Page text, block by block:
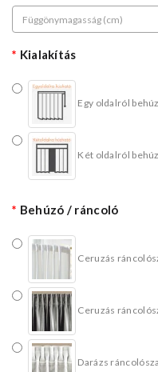
Kialakítás
Egy oldalról
Két oldalról
Behúzó / ráncoló
Ceruzás
Ceruzás
Darázs